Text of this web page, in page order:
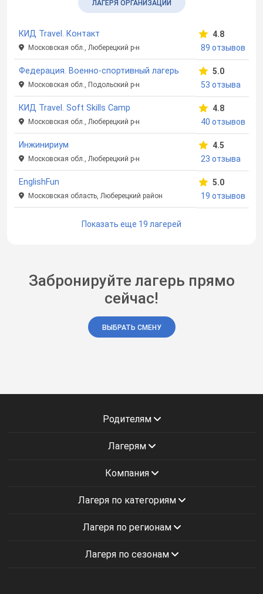
ЛАГЕРЯ ОРГАНИЗАЦИИ
КИД Travel. Контакт
Московская обл., Люберецкий р-н
4.8
89 отзывов
Федерация. Военно-спортивный лагерь
Московская обл., Подольский р-н
5.0
53 отзыва
КИД Travel. Soft Skills Camp
Московская обл., Люберецкий р-н
4.8
40 отзывов
Инжинириум
Московская обл., Люберецкий р-н
4.5
23 отзыва
EnglishFun
Московская область, Люберецкий район
5.0
19 отзывов
Показать еще 19 лагерей
Забронируйте лагерь прямо
сейчас!
ВЫБРАТЬ СМЕНУ
Родителям
Лагерям
Компания
Лагеря по категориям
Лагеря по регионам
Лагеря по сезонам